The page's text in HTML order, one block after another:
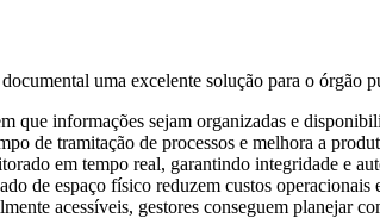
uma excelente solução para o órgão
que informações sejam organizadas e
de tramitação de processos e melhora a
em tempo real, garantindo integridade e
de espaço físico reduzem custos operacionais
acessíveis, gestores conseguem planejar